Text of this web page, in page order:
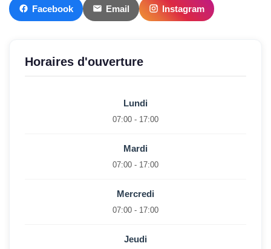
Facebook Email Instagram
Horaires d'ouverture
Lundi
07:00 - 17:00
Mardi
07:00 - 17:00
Mercredi
07:00 - 17:00
Jeudi